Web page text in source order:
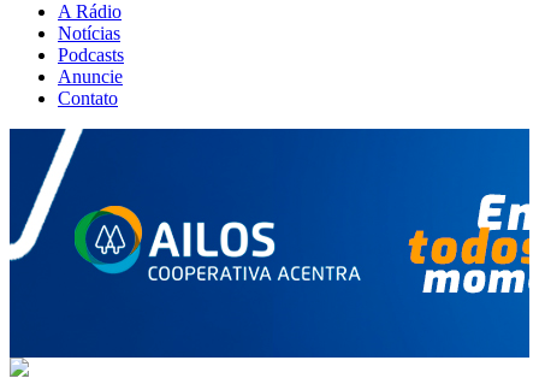
A Rádio
Notícias
Podcasts
Anuncie
Contato